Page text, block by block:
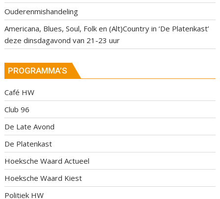
Ouderenmishandeling
Americana, Blues, Soul, Folk en (Alt)Country in ‘De Platenkast’
deze dinsdagavond van 21-23 uur
PROGRAMMA’S
Café HW
Club 96
De Late Avond
De Platenkast
Hoeksche Waard Actueel
Hoeksche Waard Kiest
Politiek HW